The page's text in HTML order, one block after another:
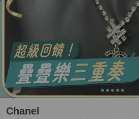
Chanel